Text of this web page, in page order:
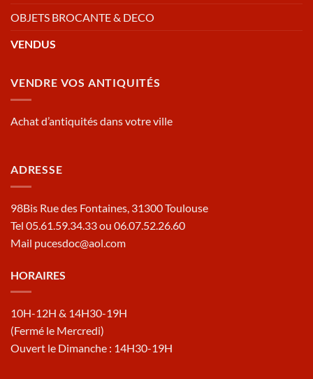
OBJETS BROCANTE & DECO
VENDUS
VENDRE VOS ANTIQUITÉS
Achat d’antiquités dans votre ville
ADRESSE
98Bis Rue des Fontaines, 31300 Toulouse
Tel 05.61.59.34.33 ou 06.07.52.26.60
Mail pucesdoc@aol.com
HORAIRES
10H-12H & 14H30-19H
(Fermé le Mercredi)
Ouvert le Dimanche : 14H30-19H